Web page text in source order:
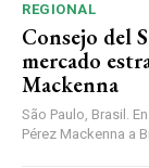
REGIONAL
Consejo del
mercado
Mackenna
São Paulo, Brasil.
Pérez Mackenna a